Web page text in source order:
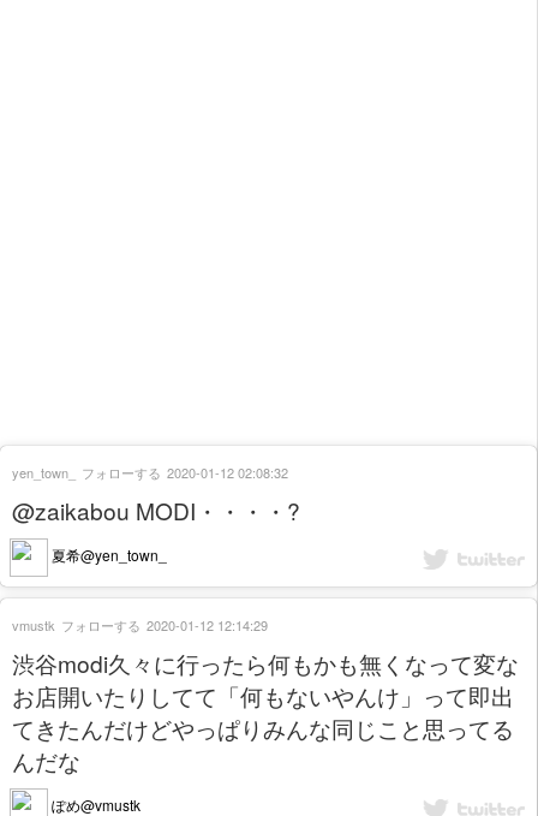
@zaikabou MODI・・・・?
夏希@yen_town_
yen_town_ フォローする 2020-01-12 02:08:32
渋谷modi久々に行ったら何もかも無くなって変な
お店開いたりしてて「何もないやんけ」って即出
てきたんだけどやっぱりみんな同じこと思ってる
んだな
ぽめ@vmustk
vmustk フォローする 2020-01-12 12:14:29